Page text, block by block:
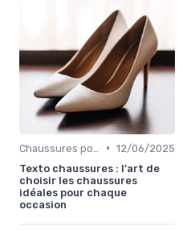
• 12/06/2025
Texto chaussures : l'art de
choisir les chaussures
idéales pour chaque
occasion